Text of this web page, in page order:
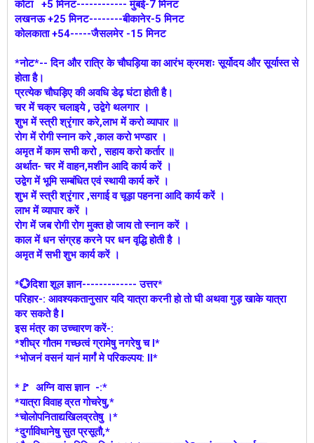
कोटा +5 मिनट------------ मुंबई-7 मिनट
लखनऊ +25 मिनट--------बीकानेर-5 मिनट
कोलकाता +54-----जैसलमेर -15 मिनट
*नोट*-- दिन और रात्रि के चौघड़िया का आरंभ क्रमशः सूर्योदय और सूर्यास्त से
होता है।
प्रत्येक चौघड़िए की अवधि डेढ़ घंटा होती है।
चर में चक्र चलाइये , उद्वेगे थलगार ।
शुभ में स्त्री श्रृंगार करे,लाभ में करो व्यापार ॥
रोग में रोगी स्नान करे ,काल करो भण्डार ।
अमृत में काम सभी करो , सहाय करो कर्तार ॥
अर्थात- चर में वाहन,मशीन आदि कार्य करें ।
उद्वेग में भूमि सम्बंधित एवं स्थायी कार्य करें ।
शुभ में स्त्री श्रृंगार ,सगाई व चूड़ा पहनना आदि कार्य करें ।
लाभ में व्यापार करें ।
रोग में जब रोगी रोग मुक्त हो जाय तो स्नान करें ।
काल में धन संग्रह करने पर धन वृद्धि होती है ।
अमृत में सभी शुभ कार्य करें ।
*💮दिशा शूल ज्ञान------------- उत्तर*
परिहार-: आवश्यकतानुसार यदि यात्रा करनी हो तो घी अथवा गुड़ खाके यात्रा
कर सकते है l
इस मंत्र का उच्चारण करें-:
*शीघ्र गौतम गच्छत्वं ग्रामेषु नगरेषु च l*
*भोजनं वसनं यानं मार्गं मे परिकल्पय: ll*
*🚩 अग्नि वास ज्ञान -:*
*यात्रा विवाह व्रत गोचरेषु,*
*चोलोपनिताद्यखिलव्रतेषु ।*
*दुर्गाविधानेषु सुत प्रसूतौ,*